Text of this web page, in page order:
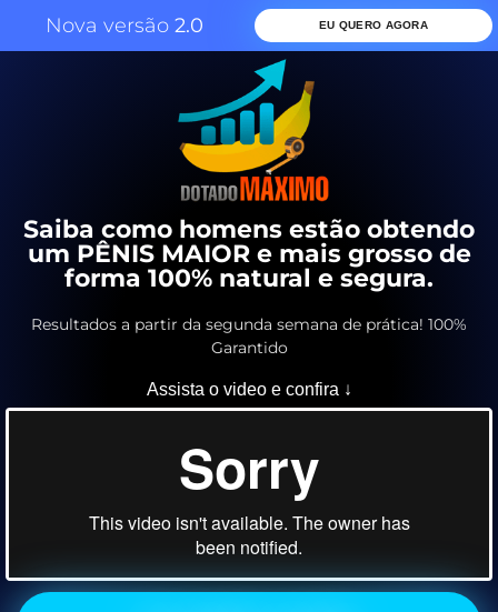
Nova versão 2.0 EU QUERO AGORA
Saiba como homens estão obtendo
um PÊNIS MAIOR e mais grosso de
forma 100% natural e segura.
Resultados a partir da segunda semana de prática! 100%
Garantido
Assista o video e confira ↓